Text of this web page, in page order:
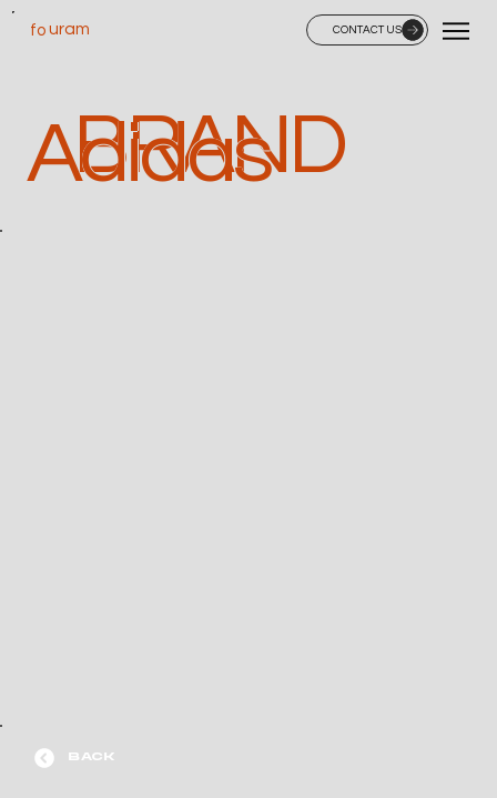
CONTACT US
uram
fo
BRAND
Adidas
BACK